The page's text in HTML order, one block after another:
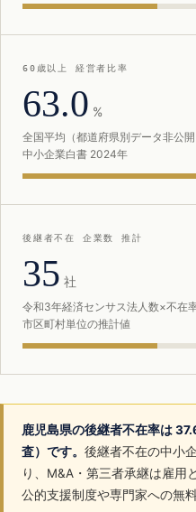
60歳以上 経営者比率
63.0 %
全国平均（都道府県別データ非公開
中小企業白書 2024年
後継者不在 企業数 推計
35 社
令和3年経済センサス法人数×不在
市区町村単位の推計値
鹿児島県の後継者不在率は
査）です。 後継者不在の中小
り、M&A・第三者承継は雇用
公的支援制度や専門家への無